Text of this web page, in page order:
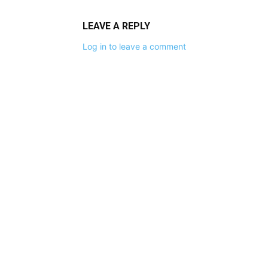
LEAVE A REPLY
Log in to leave a comment